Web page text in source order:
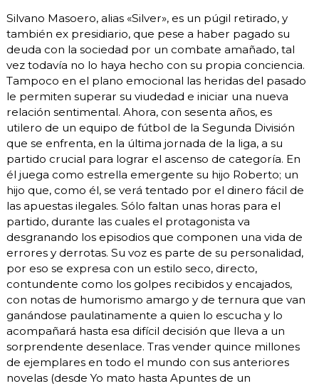
Silvano Masoero, alias «Silver», es un púgil retirado, y
también ex presidiario, que pese a haber pagado su
deuda con la sociedad por un combate amañado, tal
vez todavía no lo haya hecho con su propia conciencia.
Tampoco en el plano emocional las heridas del pasado
le permiten superar su viudedad e iniciar una nueva
relación sentimental. Ahora, con sesenta años, es
utilero de un equipo de fútbol de la Segunda División
que se enfrenta, en la última jornada de la liga, a su
partido crucial para lograr el ascenso de categoría. En
él juega como estrella emergente su hijo Roberto; un
hijo que, como él, se verá tentado por el dinero fácil de
las apuestas ilegales. Sólo faltan unas horas para el
partido, durante las cuales el protagonista va
desgranando los episodios que componen una vida de
errores y derrotas. Su voz es parte de su personalidad,
por eso se expresa con un estilo seco, directo,
contundente como los golpes recibidos y encajados,
con notas de humorismo amargo y de ternura que van
ganándose paulatinamente a quien lo escucha y lo
acompañará hasta esa difícil decisión que lleva a un
sorprendente desenlace. Tras vender quince millones
de ejemplares en todo el mundo con sus anteriores
novelas (desde Yo mato hasta Apuntes de un